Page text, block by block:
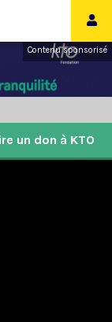
Contenu sponsorisé
un don à KTO